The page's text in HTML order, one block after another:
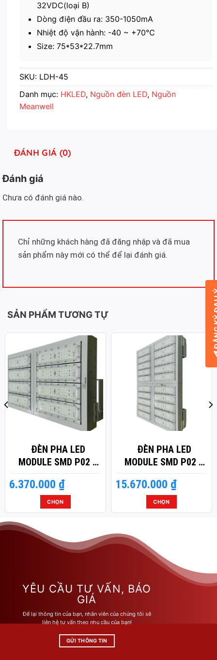
32VDC(loại B)
Dòng điện đầu ra: 350-1050mA
Nhiệt độ vận hành: -40 ~ +70℃
Size: 75*53*22.7mm
SKU: LDH-45
Danh mục: HKLED, Nguồn đèn LED, Nguồn
Meanwell
ĐÁNH GIÁ (0)
Đánh giá
Chưa có đánh giá nào.
Chỉ những khách hàng đã đăng nhập và đã mua
sản phẩm này mới có thể để lại đánh giá.
SẢN PHẨM TƯƠNG TỰ
ĐÈN PHA LED
MODULE SMD P02 –
CÔNG SUẤT 400W
6.370.000 ₫
CHỌN
Sản
có
nhiều
Các
tùy
có
thể
được
chọn
ĐÈN PHA LED
MODULE SMD P02 –
CÔNG SUẤT 1000W
15.670.000 ₫
CHỌN
Sản
nhiều
biến
thể.
YÊU CẦU TƯ VẤN, BÁO
GIÁ
Để lại thông tin của bạn, nhân viên của chúng tôi sẽ
liên hệ tư vấn theo nhu cầu của bạn!
GỬI THÔNG TIN